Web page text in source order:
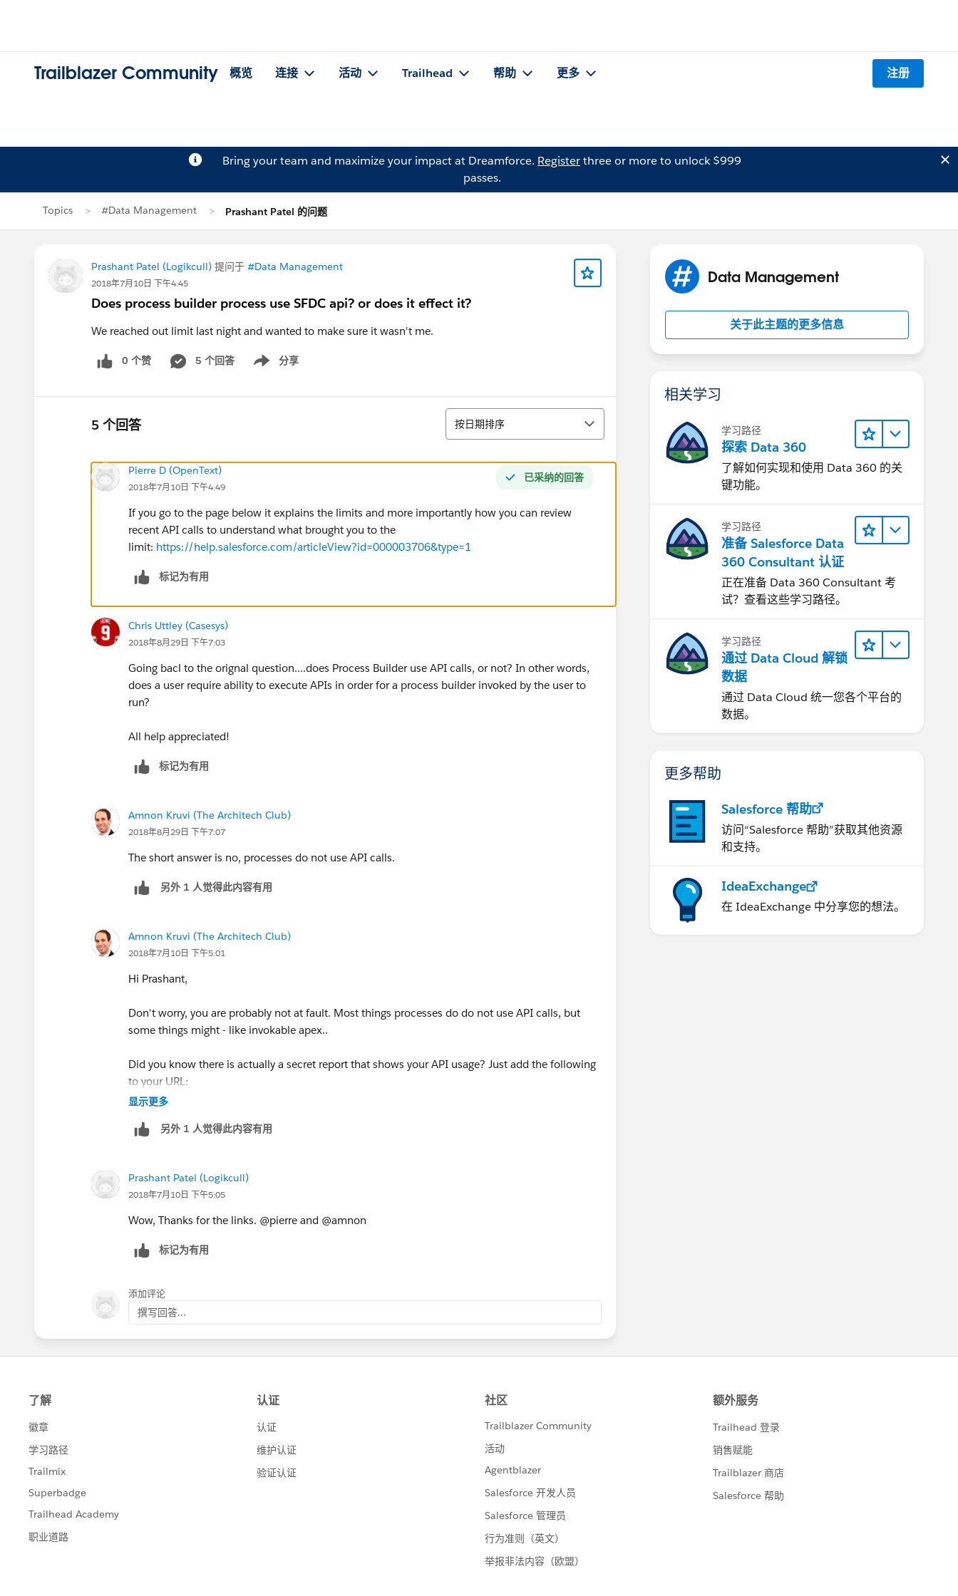
Trailblazer Community 概览 连接 活动 Trailhead 帮助 更多 注册
Bring your team and maximize your impact at Dreamforce. Registerthree or more to unlock $999
passes.
Topics #Data Management Prashant Patel 的问题
Prashant Patel (Logikcull) 提问于 #Data Management
2018年7月10日 下午4:45
Does process builder process use SFDC api? or does it effect it?
We reached out limit last night and wanted to make sure it wasn't me.
0 个赞 5 个回答 分享
Show menu
5 个回答 排序
按日期排序
已采纳的回答
Pierre D (OpenText)
2018年7月10日 下午4:49
If you go to the page below it explains the limits and more importantly how you can review
recent API calls to understand what brought you to the
limit: https://help.salesforce.com/articleView?id=000003706&type=1
标记为有用
Chris Uttley (Casesys)
2018年8月29日 下午7:03
Going bacl to the orignal question....does Process Builder use API calls, or not? In other words,
does a user require ability to execute APIs in order for a process builder invoked by the user to
run?
All help appreciated!
标记为有用
Amnon Kruvi (The Architech Club)
2018年8月29日 下午7:07
The short answer is no, processes do not use API calls.
另外 1 人觉得此内容有用
Amnon Kruvi (The Architech Club)
2018年7月10日 下午5:01
Hi Prashant,
Don't worry, you are probably not at fault. Most things processes do do not use API calls, but
some things might - like invokable apex..
Did you know there is actually a secret report that shows your API usage? Just add the following
to your URL:
rt=104&retURL=%2F00O&c=UN&c=FULL_NAME&c=EM&c=CID&c=TS&c=CC&duel0=FULL_NA
显示更多
另外 1 人觉得此内容有用
Prashant Patel (Logikcull)
2018年7月10日 下午5:05
Wow, Thanks for the links. @pierre and @amnon
标记为有用
添加评论
撰写回答...
Data Management
关于此主题的更多信息
相关学习
学习路径
探索 Data 360
了解如何实现和使用 Data 360 的关
键功能。
学习路径
准备 Salesforce Data
360 Consultant 认证
正在准备 Data 360 Consultant 考
试？查看这些学习路径。
学习路径
通过 Data Cloud 解锁
数据
通过 Data Cloud 统一您各个平台的
数据。
更多帮助
Salesforce 帮助
访问“Salesforce 帮助”获取其他资源
和支持。
IdeaExchange
在 IdeaExchange 中分享您的想法。